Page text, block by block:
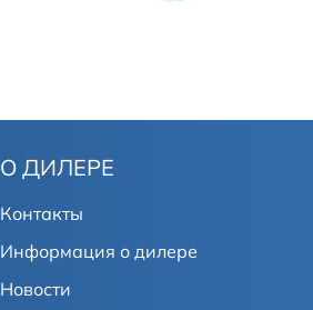
О ДИЛЕРЕ
Контакты
Информация о дилере
Новости